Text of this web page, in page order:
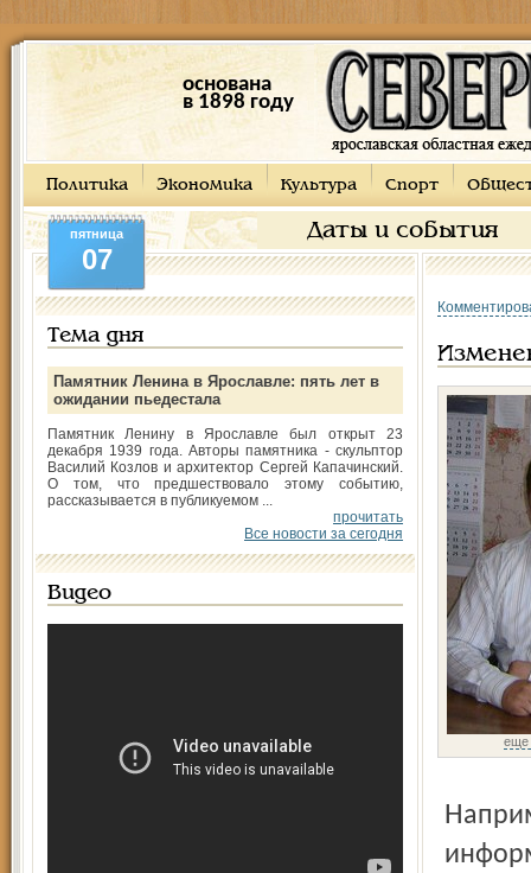
основана
в 1898 году
Политика Экономика Культура Спорт
Даты и события
пятница
07
Тема дня
Памятник Ленина в Ярославле: пять лет в
ожидании пьедестала
Памятник Ленину в Ярославле был открыт 23
декабря 1939 года. Авторы памятника - скульптор
Василий Козлов и архитектор Сергей Капачинский.
О том, что предшествовало этому событию,
рассказывается в публикуемом ...
прочитать
Все новости за сегодня
Видео
еще
Например, нотариус должен будет собирать полную